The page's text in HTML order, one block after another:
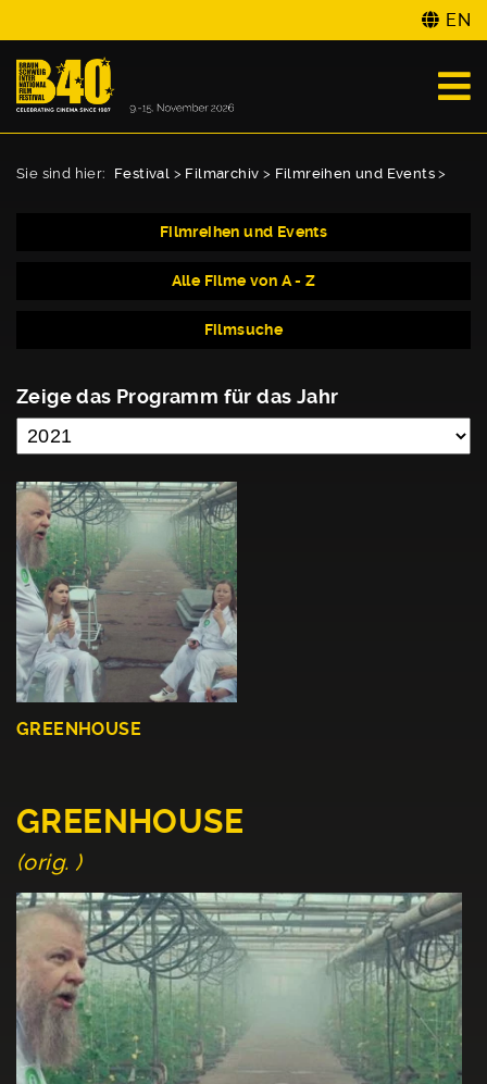
EN
Sie sind hier: Festival > Filmarchiv > Filmreihen und Events >
Filmreihen und Events
Alle Filme von A - Z
Filmsuche
Zeige das Programm für das Jahr
GREENHOUSE
GREENHOUSE
(orig. )